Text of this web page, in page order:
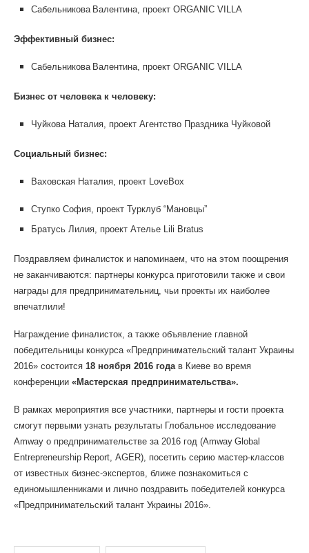
Сабельникова Валентина, проект ORGANIC VILLA
Эффективный бизнес:
Сабельникова Валентина, проект ORGANIC VILLA
Бизнес от человека к человеку:
Чуйкова Наталия, проект Агентство Праздника Чуйковой
Социальный бизнес:
Ваховская Наталия, проект LoveBox
Ступко София, проект Турклуб “Мановцы”
Братусь Лилия, проект Ателье Lili Bratus
Поздравляем финалисток и напоминаем, что на этом поощрения
не заканчиваются: партнеры конкурса приготовили также и свои
награды для предпринимательниц, чьи проекты их наиболее
впечатлили!
Награждение финалисток, а также объявление главной
победительницы конкурса «Предпринимательский талант Украины
2016» состоится 18 ноября 2016 года в Киеве во время
конференции «Мастерская предпринимательства».
В рамках мероприятия все участники, партнеры и гости проекта
смогут первыми узнать результаты Глобальное исследование
Amway о предпринимательстве за 2016 год (Amway Global
Entrepreneurship Report, AGER), посетить серию мастер-классов
от известных бизнес-экспертов, ближе познакомиться с
единомышленниками и лично поздравить победителей конкурса
«Предпринимательский талант Украины 2016».